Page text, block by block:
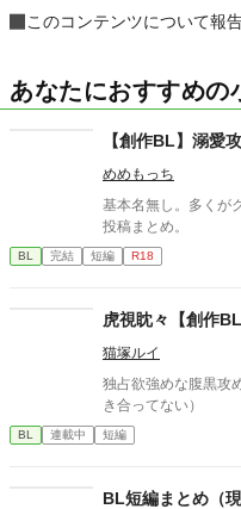
このコンテンツについて報
あなたにおすすめの
【創作BL】溺愛
めめもっち
基本名無し。多くが
投稿まとめ。
BL 完結 短編 R18
虎視眈々【創作BL
猫塚ルイ
独占欲強めな腹黒攻
き合ってない）
BL 連載中 短編
BL短編まとめ